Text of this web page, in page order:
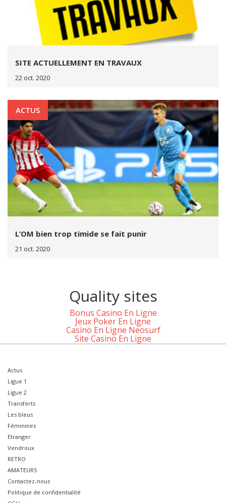
SITE ACTUELLEMENT EN TRAVAUX
22 oct. 2020
ACTUS
L’OM bien trop timide se fait punir
21 oct. 2020
Quality sites
Bonus Casino En Ligne
Jeux Poker En Ligne
Casino En Ligne Neosurf
Site Casino En Ligne
Actus
Ligue 1
Ligue 2
Transferts
Les bleus
Féminines
Etranger
Vendroux
RETRO
AMATEURS
Contactez-nous
Politique de confidentialité